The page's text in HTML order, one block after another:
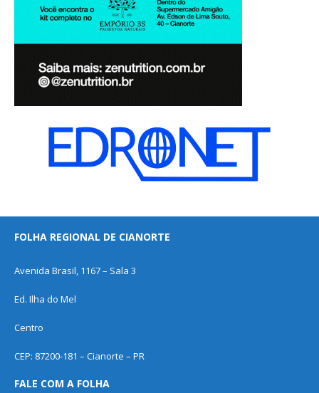
FOLHA REGIONAL DE CIANORTE
Avenida Brasil, 1167 – Sala 3
Ed. Ilha do Mel
Centro
CEP: 87200-181 – Cianorte – PR
FALE COM A FOLHA